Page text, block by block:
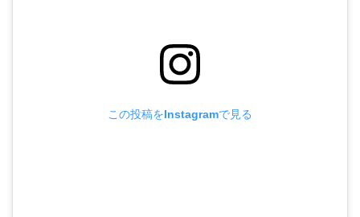
この投稿をInstagramで見る